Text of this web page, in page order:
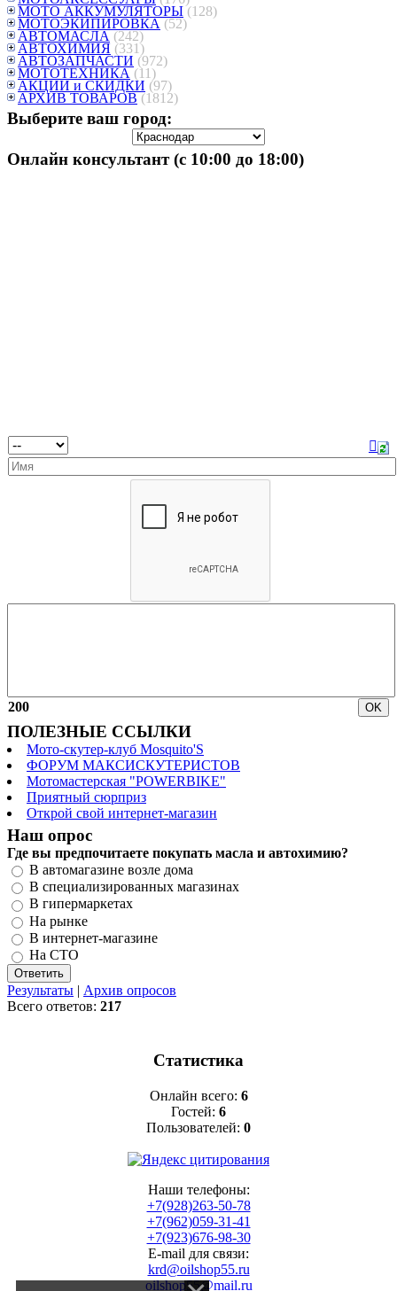
МОТО АККУМУЛЯТОРЫ (128)
МОТОЭКИПИРОВКА (52)
АВТОМАСЛА (242)
АВТОХИМИЯ (331)
АВТОЗАПЧАСТИ (972)
МОТОТЕХНИКА (11)
АКЦИИ и СКИДКИ (97)
АРХИВ ТОВАРОВ (1812)
Выберите ваш город:
Онлайн консультант (с 10:00 до 18:00)
200
ПОЛЕЗНЫЕ ССЫЛКИ
Мото-скутер-клуб Mosquito'S
ФОРУМ МАКСИСКУТЕРИСТОВ
Мотомастерская "POWERBIKE"
Приятный сюрприз
Открой свой интернет-магазин
Наш опрос
Где вы предпочитаете покупать масла и автохимию?
В автомагазине возле дома
В специализированных магазинах
В гипермаркетах
На рынке
В интернет-магазине
На СТО
Результаты | Архив опросов
Всего ответов: 217
Статистика
Онлайн всего: 6
Гостей: 6
Пользователей: 0
Наши телефоны:
+7(928)263-50-78
+7(962)059-31-41
+7(923)676-98-30
E-mail для связи:
krd@oilshop55.ru
oilshop55@mail.ru